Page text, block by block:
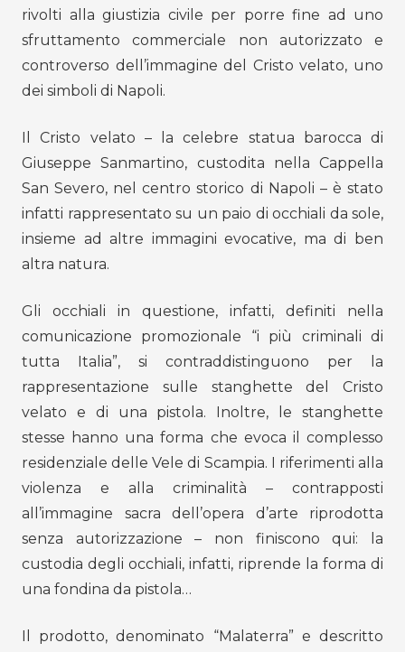
rivolti alla giustizia civile per porre fine ad uno
sfruttamento commerciale non autorizzato e
controverso dell’immagine del Cristo velato, uno
dei simboli di Napoli.
Il Cristo velato – la celebre statua barocca di
Giuseppe Sanmartino, custodita nella Cappella
San Severo, nel centro storico di Napoli – è stato
infatti rappresentato su un paio di occhiali da sole,
insieme ad altre immagini evocative, ma di ben
altra natura.
Gli occhiali in questione, infatti, definiti nella
comunicazione promozionale “i più criminali di
tutta Italia”, si contraddistinguono per la
rappresentazione sulle stanghette del Cristo
velato e di una pistola. Inoltre, le stanghette
stesse hanno una forma che evoca il complesso
residenziale delle Vele di Scampia. I riferimenti alla
violenza e alla criminalità – contrapposti
all’immagine sacra dell’opera d’arte riprodotta
senza autorizzazione – non finiscono qui: la
custodia degli occhiali, infatti, riprende la forma di
una fondina da pistola…
Il prodotto, denominato “Malaterra” e descritto